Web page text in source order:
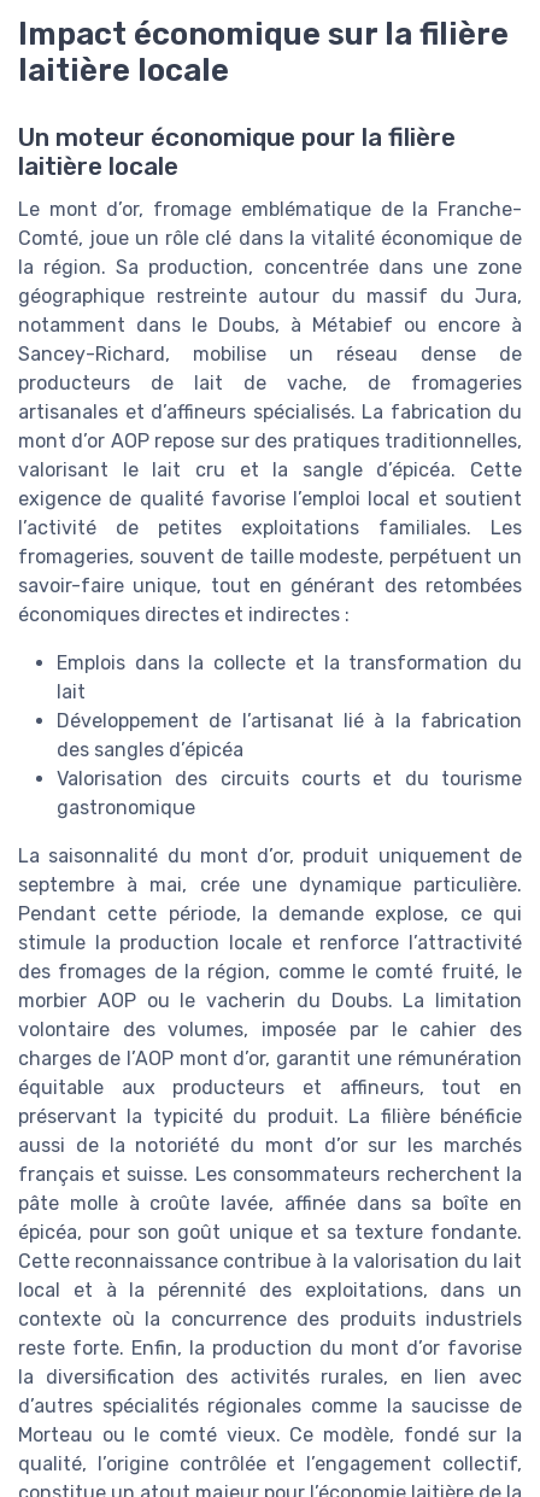
Impact économique sur la filière
laitière locale
Un moteur économique pour la filière
laitière locale
Le mont d’or, fromage emblématique de la Franche-
Comté, joue un rôle clé dans la vitalité économique de
la région. Sa production, concentrée dans une zone
géographique restreinte autour du massif du Jura,
notamment dans le Doubs, à Métabief ou encore à
Sancey-Richard, mobilise un réseau dense de
producteurs de lait de vache, de fromageries
artisanales et d’affineurs spécialisés. La fabrication du
mont d’or AOP repose sur des pratiques traditionnelles,
valorisant le lait cru et la sangle d’épicéa. Cette
exigence de qualité favorise l’emploi local et soutient
l’activité de petites exploitations familiales. Les
fromageries, souvent de taille modeste, perpétuent un
savoir-faire unique, tout en générant des retombées
économiques directes et indirectes :
Emplois dans la collecte et la transformation du
lait
Développement de l’artisanat lié à la fabrication
des sangles d’épicéa
Valorisation des circuits courts et du tourisme
gastronomique
La saisonnalité du mont d’or, produit uniquement de
septembre à mai, crée une dynamique particulière.
Pendant cette période, la demande explose, ce qui
stimule la production locale et renforce l’attractivité
des fromages de la région, comme le comté fruité, le
morbier AOP ou le vacherin du Doubs. La limitation
volontaire des volumes, imposée par le cahier des
charges de l’AOP mont d’or, garantit une rémunération
équitable aux producteurs et affineurs, tout en
préservant la typicité du produit. La filière bénéficie
aussi de la notoriété du mont d’or sur les marchés
français et suisse. Les consommateurs recherchent la
pâte molle à croûte lavée, affinée dans sa boîte en
épicéa, pour son goût unique et sa texture fondante.
Cette reconnaissance contribue à la valorisation du lait
local et à la pérennité des exploitations, dans un
contexte où la concurrence des produits industriels
reste forte. Enfin, la production du mont d’or favorise
la diversification des activités rurales, en lien avec
d’autres spécialités régionales comme la saucisse de
Morteau ou le comté vieux. Ce modèle, fondé sur la
qualité, l’origine contrôlée et l’engagement collectif,